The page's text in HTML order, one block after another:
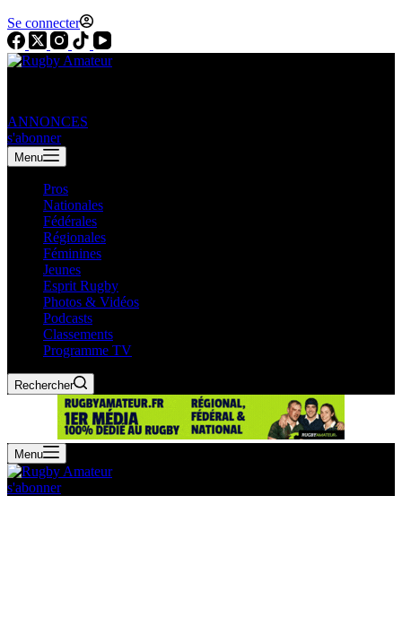
Se connecter
ANNONCES
s'abonner
Menu
Pros
Nationales
Fédérales
Régionales
Féminines
Jeunes
Esprit Rugby
Photos & Vidéos
Podcasts
Classements
Programme TV
Rechercher
Menu
s'abonner